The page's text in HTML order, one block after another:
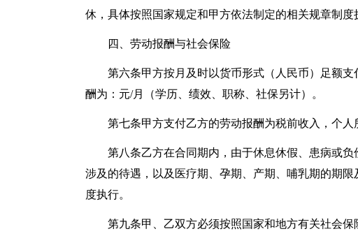
休，具体按照国家规定和甲方依法制定的相关规章制度
四、劳动报酬与社会保险
第六条甲方按月及时以货币形式（人民币）足额
酬为：元/月（学历、绩效、职称、社保另计）。
第七条甲方支付乙方的劳动报酬为税前收入，个人
第八条乙方在合同期内，由于休息休假、患病或
涉及的待遇，以及医疗期、孕期、产期、哺乳期的期
度执行。
第九条甲、乙双方必须按照国家和地方有关社会